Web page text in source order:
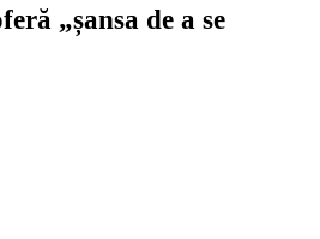
„șansa de a se